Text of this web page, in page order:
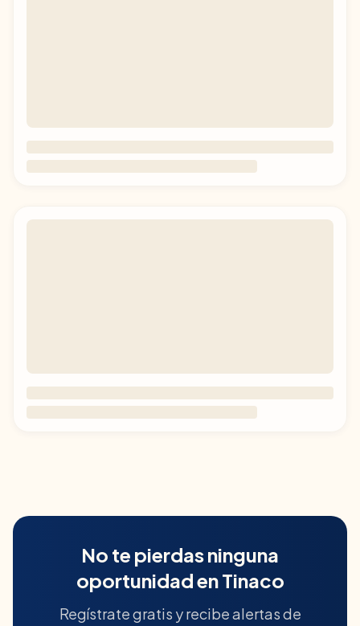
No te pierdas ninguna
oportunidad enTinaco
Regístrate gratis y recibe alertas de